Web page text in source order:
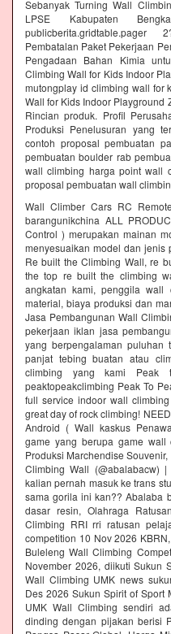
Sebanyak Turning Wall
LPSE Kabupaten
publicberita.gridtable.pager
Pembatalan Paket Pekerjaan
Pengadaan Bahan Kimia
Climbing Wall for Kids Indoor
mutongplay id climbing wall for
Wall for Kids Indoor Playground
Rincian produk. Profil
Produksi Penelusuran yang
contoh proposal pembuatan
pembuatan boulder rab
wall climbing harga point wall
proposal pembuatan wall
Wall Climber Cars RC
barangunikchina ALL
Control ) merupakan mainan
menyesuaikan model dan jenis
Re built the Climbing Wall, re
the top re built the climbing
angkatan kami, penggila wall
material, biaya produksi dan
Jasa Pembangunan Wall
pekerjaan iklan jasa
yang berpengalaman puluhan
panjat tebing buatan atau
climbing yang kami Peak
peaktopeakclimbing Peak To
full service indoor wall
great day of rock climbing!
Android ( Wall kaskus
game yang berupa game wall
Produksi Marchendise
Climbing Wall (@abalabacw)
kalian pernah masuk ke trans
sama gorila ini kan?? Abalaba
dasar resin, Olahraga
Climbing RRI rri ratusan
competition 10 Nov 2026
Buleleng Wall Climbing
November 2026, diikuti Sukun
Wall Climbing UMK news
Des 2026 Sukun Spirit of Sport
UMK Wall Climbing sendiri
dinding dengan pijakan berisi